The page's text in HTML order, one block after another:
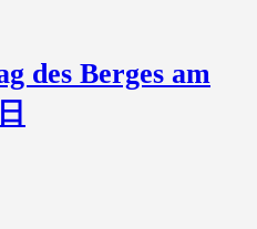
des Berges am